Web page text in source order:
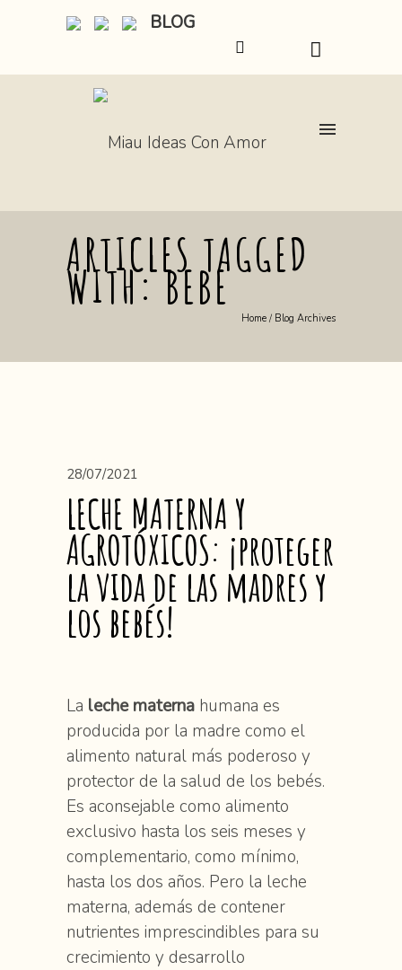
BLOG
ARTICLES TAGGED
WITH: BEBE
Home / Blog Archives
28/07/2021
LECHE MATERNA Y
AGROTÓXICOS: ¡proteger
la vida de las madres y
los bebés!
La leche materna humana es
producida por la madre como el
alimento natural más poderoso y
protector de la salud de los bebés.
Es aconsejable como alimento
exclusivo hasta los seis meses y
complementario, como mínimo,
hasta los dos años. Pero la leche
materna, además de contener
nutrientes imprescindibles para su
crecimiento y desarrollo